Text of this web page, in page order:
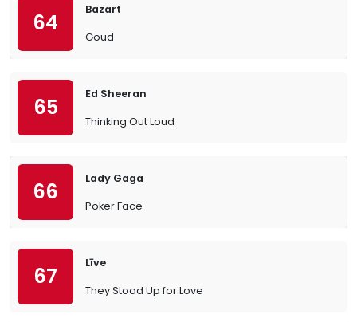
64
Bazart
Goud
65
Ed Sheeran
Thinking Out Loud
66
Lady Gaga
Poker Face
67
Līve
They Stood Up for Love